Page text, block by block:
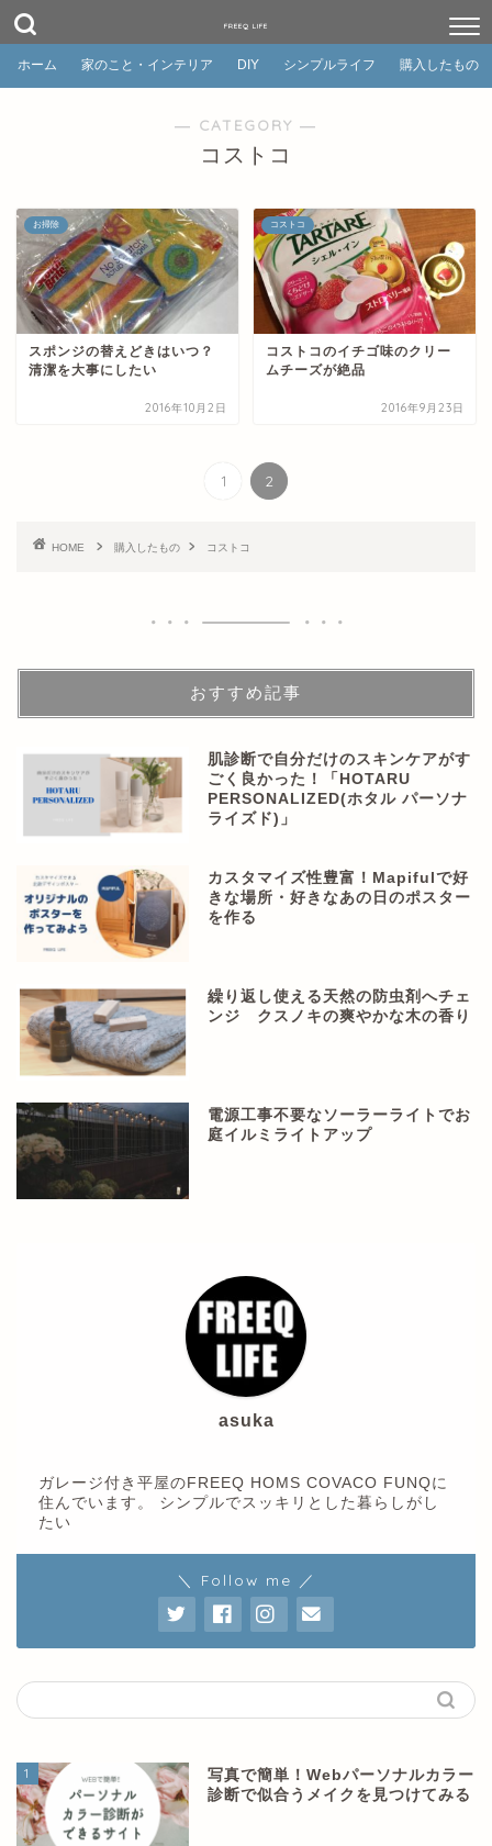
FREEQ LIFE
ホーム 家のこと・インテリア DIY シンプルライフ 購入したもの
― CATEGORY ―
コストコ
お掃除
スポンジの替えどきはいつ？
清潔を大事にしたい
2016年10月2日
コストコ
コストコのイチゴ味のクリー
ムチーズが絶品
2016年9月23日
1 2
HOME 購入したもの コストコ
おすすめ記事
肌診断で自分だけのスキンケアがす
ごく良かった！「HOTARU
PERSONALIZED(ホタル パーソナ
ライズド)」
カスタマイズ性豊富！Mapifulで好
きな場所・好きなあの日のポスター
を作る
繰り返し使える天然の防虫剤へチェ
ンジ クスノキの爽やかな木の香り
電源工事不要なソーラーライトでお
庭イルミライトアップ
asuka
ガレージ付き平屋のFREEQ HOMS COVACO FUNQに
住んでいます。 シンプルでスッキリとした暮らしがし
たい
＼ Follow me ／
1
写真で簡単！Webパーソナルカラー
診断で似合うメイクを見つけてみる